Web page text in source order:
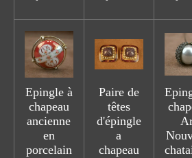
Epingle à
chapeau
ancienne
en
porcelain
Paire de
têtes
d'épingle
a
chapeau